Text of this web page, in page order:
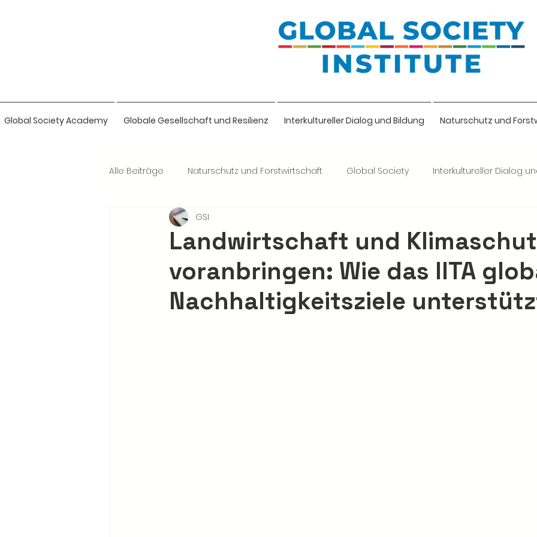
Global Society Academy Globale Gesellschaft und Resilienz Interkultureller Dialog und Bildung Naturschutz und
Alle Beiträge Naturschutz und Forstwirtschaft Global Society Interkultureller Dialog
Naturwissenschaften & Bio-Intellige
Landwirtschaft und
voranbringen: Wie das IITA
Nachhaltigkeitsziele
GSI